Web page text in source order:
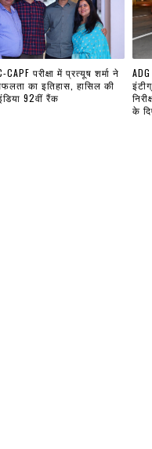
CAPF परीक्षा में प्रत्यूष शर्मा ने
का इतिहास, हासिल की
92वीं रैंक
के